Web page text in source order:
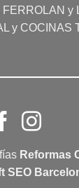
y
y COCINAS
Reformas
SEO